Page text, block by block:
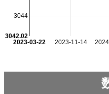
2023-11-14
2023-03-22
3044
3042.02